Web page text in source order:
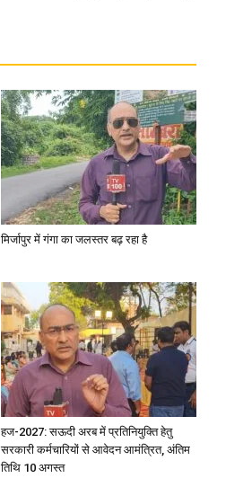
मिर्जापुर में गंगा का जलस्तर बढ़ रहा है
हज-2027: सऊदी अरब में प्रतिनियुक्ति हेतु
सरकारी कर्मचारियों से आवेदन आमंत्रित, अंतिम
तिथि 10 अगस्त